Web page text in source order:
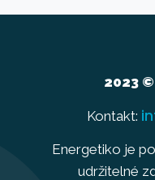
2023
Kontakt:
Energetiko je
udržitelné